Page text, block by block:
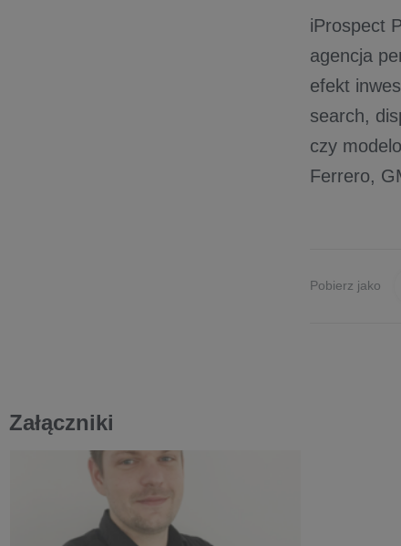
iProspect
agencja
efekt
search,
czy
Ferrero,
Pobierz jako
Załączniki